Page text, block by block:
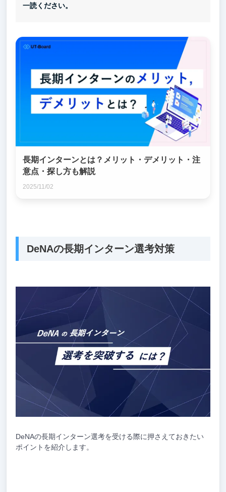
一読ください。
長期インターンとは？メリット・デメリット・注
意点・探し方も解説
2025/11/02
DeNAの長期インターン選考対策
DeNAの長期インターン選考を受ける際に押さえておきたい
ポイントを紹介します。